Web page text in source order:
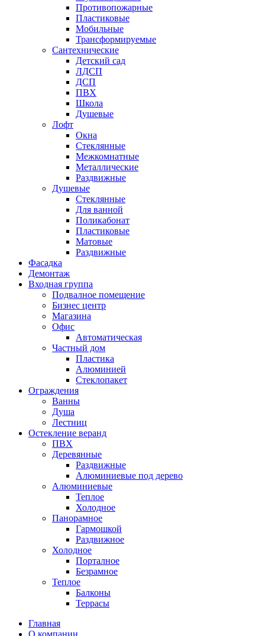
Противопожарные
Пластиковые
Мобильные
Трансформируемые
Сантехнические
Детский сад
ЛДСП
ДСП
ПВХ
Школа
Душевые
Лофт
Окна
Стеклянные
Межкомнатные
Металлические
Раздвижные
Душевые
Стеклянные
Для ванной
Поликабонат
Пластиковые
Матовые
Раздвижные
Фасадка
Демонтаж
Входная группа
Подвалное помещение
Бизнес центр
Магазина
Офис
Автоматическая
Частный дом
Пластика
Алюминией
Стеклопакет
Ограждения
Ванны
Душа
Лестниц
Остекление веранд
ПВХ
Деревянные
Раздвижные
Алюминиевые под дерево
Алюминиевые
Теплое
Холодное
Панорамное
Гармошкой
Раздвижное
Холодное
Порталное
Безрамное
Теплое
Балконы
Террасы
Главная
О компании